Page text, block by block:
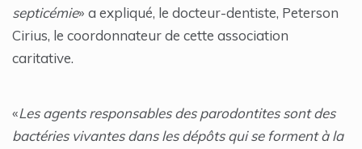
septicémie» a expliqué, le docteur-dentiste, Peterson
Cirius, le coordonnateur de cette association
caritative.
«Les agents responsables des parodontites sont des
bactéries vivantes dans les dépôts qui se forment à la